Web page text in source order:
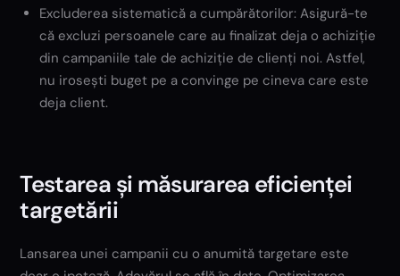
Excluderea sistematică a cumpărătorilor: Asigură-te
că excluzi persoanele care au finalizat deja o achiziție
din campaniile tale de achiziție de clienți noi. Astfel,
nu irosești buget pe a convinge pe cineva care este
deja client.
Testarea și măsurarea eficienței
targetării
Lansarea unei campanii cu o anumită targetare este